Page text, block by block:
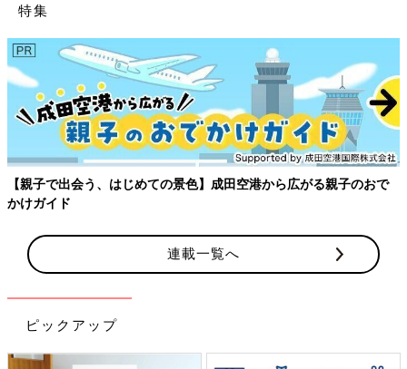
特集
妊娠・出産にまつわる体の変化は多岐にわたります。そんなマイナ
ートラブル対策として、絶対教えたい！保存版アイテムを紹介しま
す。
連載一覧へ
ピックアップ